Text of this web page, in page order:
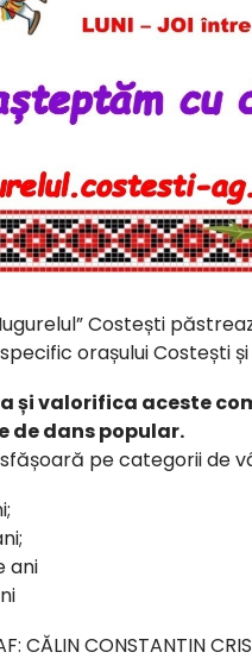
Costești
specific orașului Costești
și valorifica aceste
de dans popular.
pe categorii de
ani
CĂLIN CONSTANTIN